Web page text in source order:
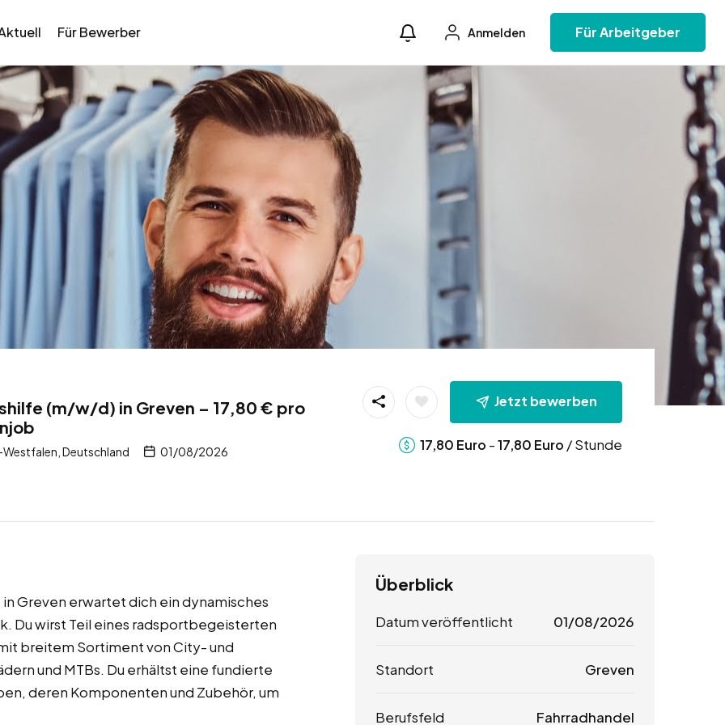
Für Bewerber Anmelden Für Arbeitgeber
(m/w/d) in Greven – 17,80 € pro
Deutschland 01/08/2026
Jetzt bewerben
17,80 Euro -17,80 Euro / Stunde
Greven erwartet dich ein dynamisches
Du wirst Teil eines radsportbegeisterten
breitem Sortiment von City- und
und MTBs. Du erhältst eine fundierte
deren Komponenten und Zubehör, um
Überblick
Datum veröffentlicht 01/08/2026
Standort Greven
Berufsfeld Fahrradhandel